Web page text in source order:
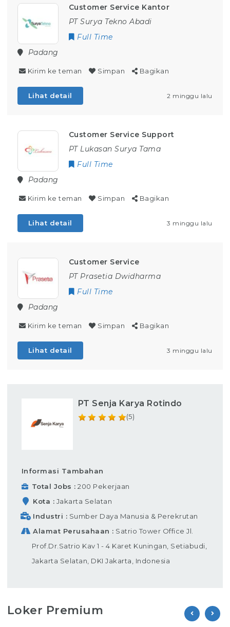
Customer Service Kantor
PT Surya Tekno Abadi
Full Time
Padang
Kirim ke teman Simpan Bagikan
Lihat detail 2 minggu lalu
Customer Service Support
PT Lukasan Surya Tama
Full Time
Padang
Kirim ke teman Simpan Bagikan
Lihat detail 3 minggu lalu
Customer Service
PT Prasetia Dwidharma
Full Time
Padang
Kirim ke teman Simpan Bagikan
Lihat detail 3 minggu lalu
PT Senja Karya Rotindo
(5)
Informasi Tambahan
Total Jobs
200 Pekerjaan
Kota
Jakarta Selatan
Industri
Sumber Daya Manusia & Perekrutan
Alamat Perusahaan
Satrio Tower Office Jl.
Prof.Dr.Satrio Kav 1 - 4 Karet Kuningan, Setiabudi,
Jakarta Selatan, DKI Jakarta, Indonesia
Loker Premium